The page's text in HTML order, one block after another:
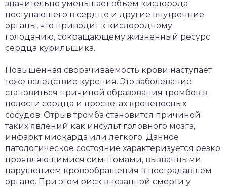
значительно уменьшает объем кислорода
поступающего в сердце и другие внутренние
органы, что приводит к кислородному
голоданию, сокращающему жизненный ресурс
сердца курильщика.
Повышенная сворачиваемость крови наступает
тоже вследствие курения. Это заболевание
становиться причиной образования тромбов в
полости сердца и просветах кровеносных
сосудов. Отрыв тромба становится причиной
таких явлений как инсульт головного мозга,
инфаркт миокарда или легкого. Данное
патологическое состояние характеризуется резко
проявляющимися симптомами, вызванными
нарушением кровообращения в пострадавшем
органе. При этом риск внезапной смерти у